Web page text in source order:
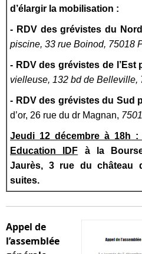
d’élargir la mobilisation :
- RDV des grévistes du
piscine, 33 rue Boinod, 75018
- RDV des grévistes del’Est
vielleuse, 132 bd de Belleville,
- RDV des grévistes du Sud
d’or, 26 rue du dr Magnan,
Jeudi 12 décembre à 18h :
Education IDF à la
Jaurès, 3 rue du château
suites.
Appel de
l’assemblée